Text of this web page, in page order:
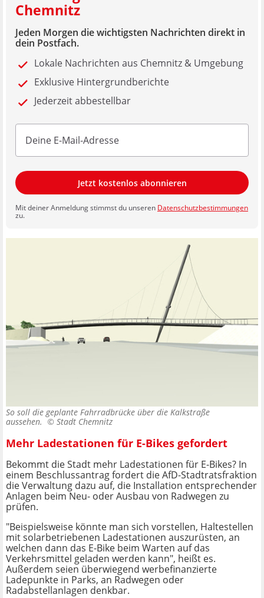
Chemnitz
Jeden Morgen die wichtigsten Nachrichten direkt in
dein Postfach.
Lokale Nachrichten aus Chemnitz & Umgebung
Exklusive Hintergrundberichte
Jederzeit abbestellbar
Jetzt kostenlos abonnieren
Mit deiner Anmeldung stimmst du unseren Datenschutzbestimmungen
zu.
So soll die geplante Fahrradbrücke über die Kalkstraße
aussehen. © Stadt Chemnitz
Mehr Ladestationen für E-Bikes gefordert
Bekommt die Stadt mehr Ladestationen für E-Bikes? In
einem Beschlussantrag fordert die AfD-Stadtratsfraktion
die Verwaltung dazu auf, die Installation entsprechender
Anlagen beim Neu- oder Ausbau von Radwegen zu
prüfen.
"Beispielsweise könnte man sich vorstellen, Haltestellen
mit solarbetriebenen Ladestationen auszurüsten, an
welchen dann das E-Bike beim Warten auf das
Verkehrsmittel geladen werden kann", heißt es.
Außerdem seien überwiegend werbefinanzierte
Ladepunkte in Parks, an Radwegen oder
Radabstellanlagen denkbar.